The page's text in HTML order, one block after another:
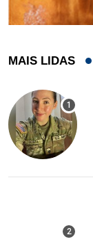
MAIS LIDAS